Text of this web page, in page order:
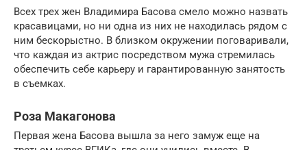
Всех трех жен Владимира Басова смело можно назвать
красавицами, но ни одна из них не находилась рядом с
ним бескорыстно. В близком окружении поговаривали,
что каждая из актрис посредством мужа стремилась
обеспечить себе карьеру и гарантированную занятость
в съемках.
Роза Макагонова
Первая жена Басова вышла за него замуж еще на